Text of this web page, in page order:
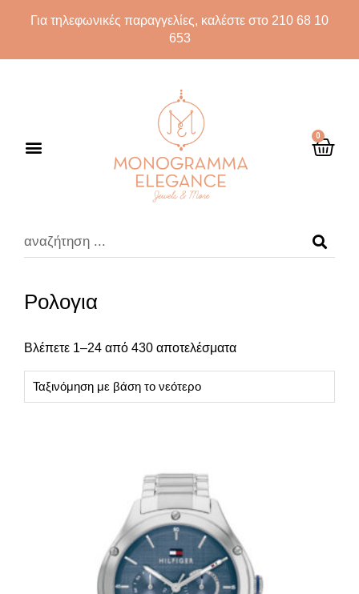
Για τηλεφωνικές παραγγελίες, καλέστε στο 210 68 10
653
0
Ρολογια
Βλέπετε 1–24 από 430 αποτελέσματα